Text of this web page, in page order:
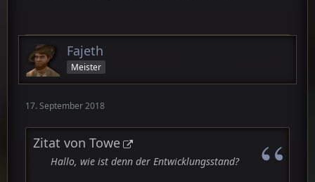
Fajeth
Meister
17. September 2018
Zitat von Towe
Hallo, wie ist denn der Entwicklungsstand?